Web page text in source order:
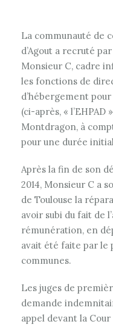
La communauté de
d’Agout a recruté
Monsieur C, cadre
les fonctions de
d’hébergement
(ci-après, « l’EHPAD
Montdragon, à
pour une durée
Après la fin de son
2014, Monsieur C a
de Toulouse la
avoir subi du fait de
rémunération, en
avait été faite par le
communes.
Les juges de
demande
appel devant la